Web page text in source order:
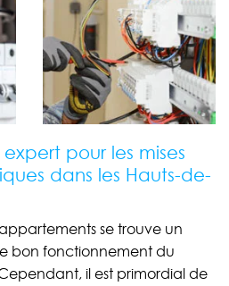
pour les mises
dans les Hauts-de-
se trouve un
bon fonctionnement du
il est primordial de